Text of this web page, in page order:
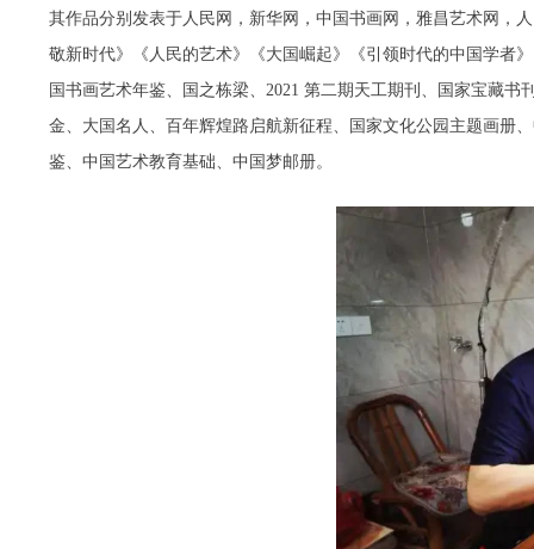
其作品分别发表于人民网，新华网，中国书画网，雅昌艺术网，
敬新时代》《人民的艺术》《大国崛起》《引领时代的中国学者
国书画艺术年鉴、国之栋梁、2021 第二期天工期刊、国家宝藏
金、大国名人、百年辉煌路启航新征程、国家文化公园主题画册
鉴、中国艺术教育基础、中国梦邮册。